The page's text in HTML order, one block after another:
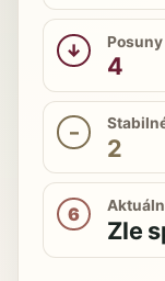
↓
4
–
2
6
Zle